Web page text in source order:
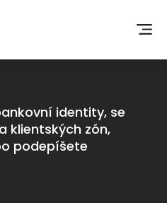
identity, se
klientských zón,
podepíšete